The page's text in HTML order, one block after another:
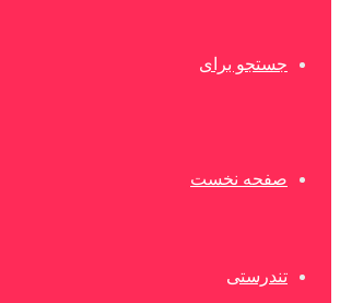
جستجو برای
صفحه نخست
تندرستی